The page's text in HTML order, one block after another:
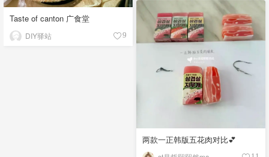
Taste of canton 广食堂
DIY驿站 9
两款一正韩版五花肉对比💕